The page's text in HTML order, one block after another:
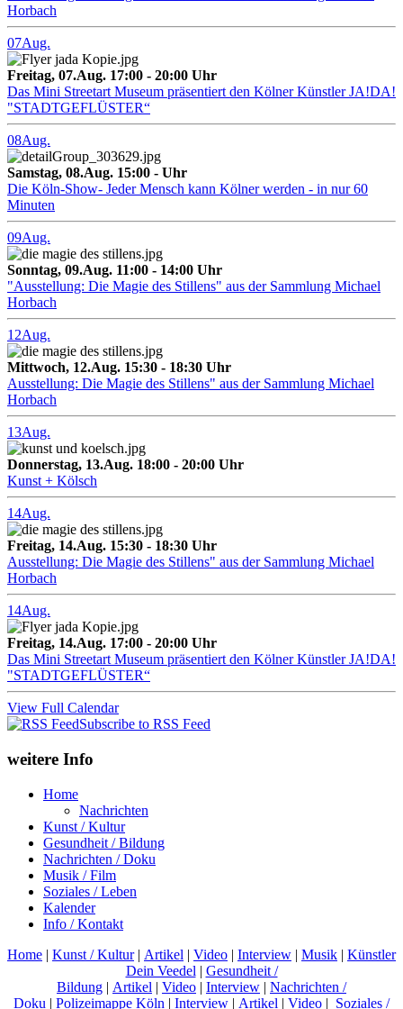
Horbach
07Aug.
Freitag, 07.Aug. 17:00 - 20:00 Uhr
Das Mini Streetart Museum präsentiert den Kölner Künstler JA!DA!
"STADTGEFLÜSTER“
08Aug.
Samstag, 08.Aug. 15:00 - Uhr
Die Köln-Show- Jeder Mensch kann Kölner werden - in nur 60
Minuten
09Aug.
Sonntag, 09.Aug. 11:00 - 14:00 Uhr
"Ausstellung: Die Magie des Stillens" aus der Sammlung Michael
Horbach
12Aug.
Mittwoch, 12.Aug. 15:30 - 18:30 Uhr
Ausstellung: Die Magie des Stillens" aus der Sammlung Michael
Horbach
13Aug.
Donnerstag, 13.Aug. 18:00 - 20:00 Uhr
Kunst + Kölsch
14Aug.
Freitag, 14.Aug. 15:30 - 18:30 Uhr
Ausstellung: Die Magie des Stillens" aus der Sammlung Michael
Horbach
14Aug.
Freitag, 14.Aug. 17:00 - 20:00 Uhr
Das Mini Streetart Museum präsentiert den Kölner Künstler JA!DA!
"STADTGEFLÜSTER“
View Full Calendar
Subscribe to RSS Feed
weitere Info
Home
Nachrichten
Kunst / Kultur
Gesundheit / Bildung
Nachrichten / Doku
Musik / Film
Soziales / Leben
Kalender
Info / Kontakt
Home | Kunst / Kultur| Artikel | Video | Interview | Musik | Künstler
Dein Veedel | Gesundheit /
Bildung | Artikel | Video | Interview | Nachrichten /
Doku | Polizeimappe Köln | Interview | Artikel | Video | Soziales /